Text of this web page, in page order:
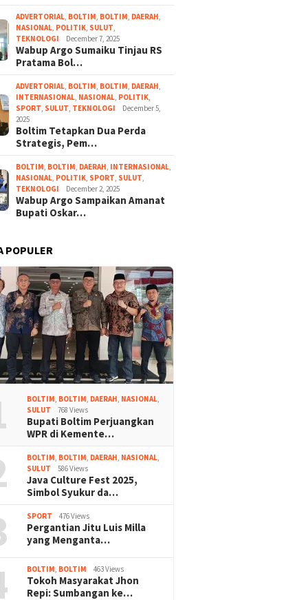
ADVERTORIAL, BOLTIM, BOLTIM, DAERAH,
NASIONAL, POLITIK, SULUT,
TEKNOLOGI
December 7, 2025
Wabup Argo Sumaiku Tinjau RS
Pratama Bol…
ADVERTORIAL, BOLTIM, BOLTIM, DAERAH,
INTERNASIONAL, NASIONAL, POLITIK,
SPORT, SULUT, TEKNOLOGI
December 5,
2025
Boltim Tetapkan Dua Perda
Strategis, Pem…
BOLTIM, BOLTIM, DAERAH, INTERNASIONAL,
NASIONAL, POLITIK, SPORT, SULUT,
TEKNOLOGI
December 2, 2025
Wabup Argo Sampaikan Amanat
Bupati Oskar…
POPULER
BOLTIM BOLTIM DAERAH NASIONAL
SULUT
768 Views
Bupati Boltim Perjuangkan
WPR di Kemente…
BOLTIM BOLTIM DAERAH NASIONAL
SULUT
586 Views
Java Culture Fest 2025,
Simbol Syukur da…
SPORT 476 Views
Pergantian Jitu Luis Milla
yang Menganta…
BOLTIM BOLTIM 463 Views
Tokoh Masyarakat Jhon
Repi: Sumbangan ke…